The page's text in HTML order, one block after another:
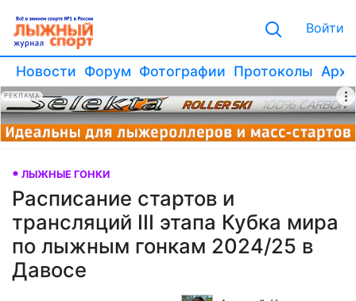
Войти
Новости Форум Фотографии Протоколы
РЕКЛАМА
ЛЫЖНЫЕ ГОНКИ
Расписание стартов и
трансляций III этапа Кубка мира
по лыжным гонкам 2024/25 в
Давосе